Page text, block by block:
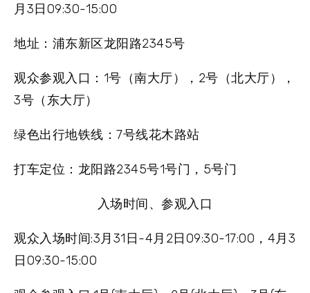
月3日09:30-15:00
地址 ：浦东新区龙阳路2345号
观众参观入口 ：1号（南大厅），2号（北大厅），
3号（东大厅）
绿色出行地铁线 ：7号线花木路站
打车定位 ：龙阳路2345号1号门，5号门
入场时间、参观入口
观众入场时间:3月31日-4月2日09:30-17:00，4月3
日09:30-15:00